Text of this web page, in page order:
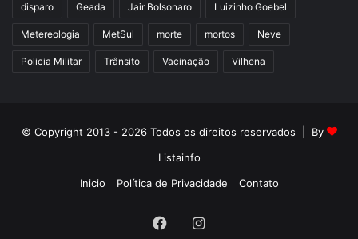
disparo Geada Jair Bolsonaro Luizinho Goebel
Metereologia MetSul morte mortos Neve
Policia Militar Trânsito Vacinação Vilhena
© Copyright 2013 - 2026 Todos os direitos reservados | By
Listainfo
Inicio
Política de Privacidade Contato
FacebookInstagram